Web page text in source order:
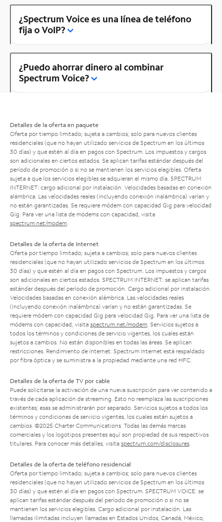
¿Spectrum Voice es una línea de teléfono
fija o VoIP?
¿Puedo ahorrar dinero al combinar
Spectrum Voice?
Detalles de la oferta en paquete
Oferta por tiempo limitado; sujeta a cambios; solo para nuevos clientes
residenciales (que no hayan utilizado servicios de Spectrum en los últimos
30 días) y que estén al día en pagos con Spectrum. Los impuestos y cargos
son adicionales en ciertos estados. Se aplican tarifas estándar después del
período de promoción o si no se mantienen los servicios elegibles. Oferta
sujeta a que los servicios elegibles se adquieran el mismo día. SPECTRUM
INTERNET: cargo adicional por instalación. Velocidades basadas en conexión
alámbrica. Las velocidades reales (incluyendo conexión inalámbrica) varían y
no están garantizadas. Se requiere módem con capacidad Gig para velocidad
Gig. Para ver una lista de módems con capacidad, visita
spectrum.net/modem
Detalles de la oferta de Internet
Oferta por tiempo limitado; sujeta a cambios; solo para nuevos clientes
residenciales (que no hayan utilizado servicios de Spectrum en los últimos
30 días) y que estén al día en pagos con Spectrum. Los impuestos y cargos
son adicionales en ciertos estados. SPECTRUM INTERNET: se aplican tarifas
estándar después del período de promoción. Cargo adicional por instalación.
Velocidades basadas en conexión alámbrica. Las velocidades reales
(incluyendo conexión inalámbrica) varían y no están garantizadas. Se
requiere módem con capacidad Gig para velocidad Gig. Para ver una lista de
módems con capacidad, visita spectrum.net/modem . Servicios sujetos a
todos los términos y condiciones de servicio vigentes, los cuales están
sujetos a cambios. No están disponibles en todas las áreas. Se aplican
restricciones. Rendimiento de Internet: Spectrum Internet está respaldado
por fibra óptica y se suministra a la propiedad mediante una red HFC.
Detalles de la oferta de TV por cable
Puede solicitarse la activación de una nueva suscripción para ver contenido a
través de cada aplicación de streaming. Esto no reemplaza las suscripciones
existentes; esas se administrarán por separado. Servicios sujetos a todos los
términos y condiciones de servicio vigentes, los cuales están sujetos a
cambios. ©2025 Charter Communications. Todas las demás marcas
comerciales y los logotipos presentes aquí son propiedad de sus respectivos
titulares. Para conocer más detalles, visita spectrum.com/disclosures
Detalles de la oferta de teléfono residencial
Oferta por tiempo limitado; sujeta a cambios; solo para nuevos clientes
residenciales (que no hayan utilizado servicios de Spectrum en los últimos
30 días) y que estén al día en pagos con Spectrum. SPECTRUM VOICE: se
aplican tarifas estándar después del período de promoción o si no se
mantienen los servicios elegibles. Cargo adicional por instalación. Las
llamadas ilimitadas incluyen llamadas en Estados Unidos, Canadá, México,